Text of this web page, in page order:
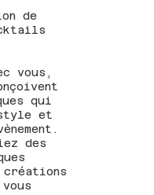
de
vous,
qui
et
des